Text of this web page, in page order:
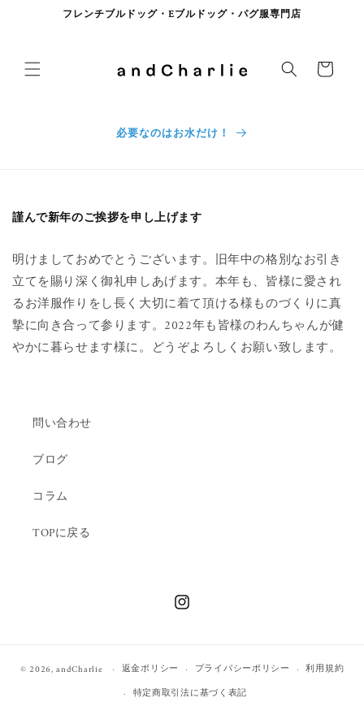
ンテンツに進むフレンチブルドッグ・Eブルドッグ・パグ服専門店
カート
必要なのはお水だけ！
謹んで新年のご挨拶を申し上げます
明けましておめでとうございます。旧年中の格別なお引き
立てを賜り深く御礼申しあげます。本年も、皆様に愛され
るお洋服作りをし長く大切に着て頂ける様ものづくりに真
摯に向き合って参ります。2022年も皆様のわんちゃんが健
やかに暮らせます様に。どうぞよろしくお願い致します。
問い合わせ
ブログ
コラム
TOPに戻る
Instagram
© 2026,andCharlie 返金ポリシー プライバシーポリシー
利用規約
特定商取引法に基づく表記